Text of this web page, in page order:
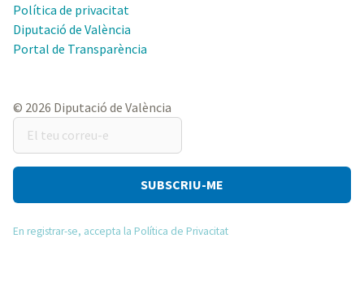
Política de privacitat
Diputació de València
Portal de Transparència
© 2026 Diputació de València
El
teu
correu-
En registrar-se, accepta la Política de Privacitat